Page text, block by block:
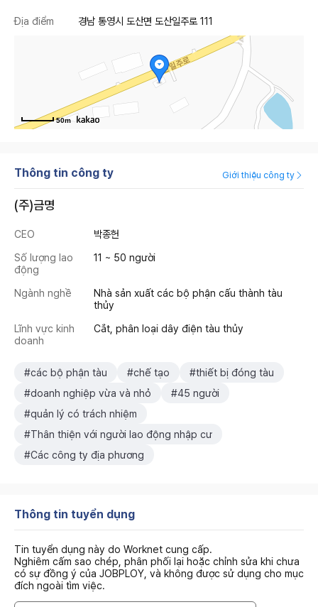
Địa điểm 경남 통영시 도산면 도산일주로 111
50m
Thông tin công ty Giới thiệu công ty
(주)금명
CEO
박종헌
Số lượng lao
động
11 ~ 50 người
Ngành nghề
Nhà sản xuất các bộ phận cấu thành tàu
thủy
Lĩnh vực kinh
doanh
Cắt, phân loại dây điện tàu thủy
#các bộ phận tàu #chế tạo
#thiết bị đóng tàu
#doanh nghiệp vừa và nhỏ
#45 người
#quản lý có trách nhiệm
#Thân thiện với người lao động nhập cư
#Các công ty địa phương
Thông tin tuyển dụng
Tin tuyển dụng này do Worknet cung cấp.
Nghiêm cấm sao chép, phân phối lại hoặc chỉnh sửa khi chưa
có sự đồng ý của JOBPLOY, và không được sử dụng cho mục
đích ngoài tìm việc.